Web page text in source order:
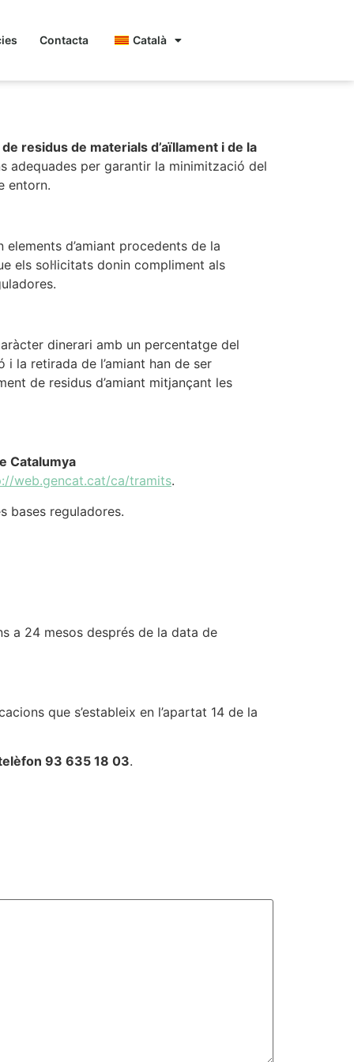
Contacta Català
residus de materials d’aïllament i de la
adequades per garantir la minimització del
entorn.
d’amiant procedents de la
els sol·licitats donin compliment als
dinerari amb un percentatge del
la retirada de l’amiant han de ser
de residus d’amiant mitjançant les
Catalumya
web.gencat.cat/ca/tramits.
bases reguladores.
a 24 mesos després de la data de
que s’estableix en l’apartat 14 de la
93 635 18 03.